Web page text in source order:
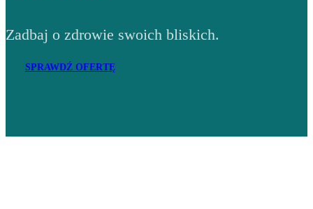
Zadbaj o zdrowie swoich bliskich.
SPRAWDŹ OFERTĘ